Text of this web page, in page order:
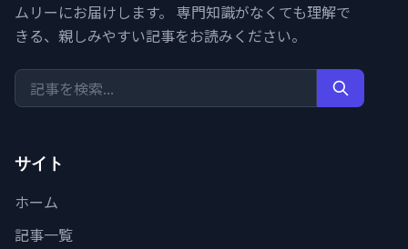
ムリーにお届けします。 専門知識がなくても理解で
きる、親しみやすい記事をお読みください。
サイト
ホーム
記事一覧